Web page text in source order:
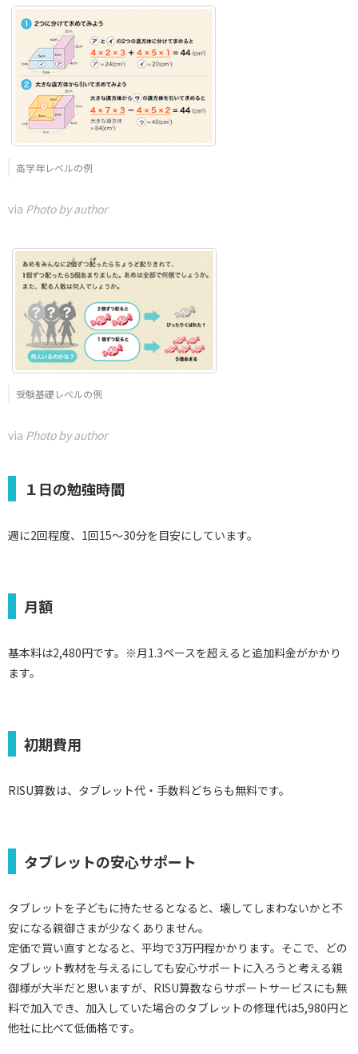
高学年レベルの例
via Photo by author
受験基礎レベルの例
via Photo by author
１日の勉強時間
週に2回程度、1回15～30分を目安にしています。
月額
基本料は2,480円です。※月1.3ペースを超えると追加料金がかかり
ます。
初期費用
RISU算数は、タブレット代・手数料どちらも無料です。
タブレットの安心サポート
タブレットを子どもに持たせるとなると、壊してしまわないかと不
安になる親御さまが少なくありません。
定価で買い直すとなると、平均で3万円程かかります。そこで、どの
タブレット教材を与えるにしても安心サポートに入ろうと考える親
御様が大半だと思いますが、RISU算数ならサポートサービスにも無
料で加入でき、加入していた場合のタブレットの修理代は5,980円と
他社に比べて低価格です。